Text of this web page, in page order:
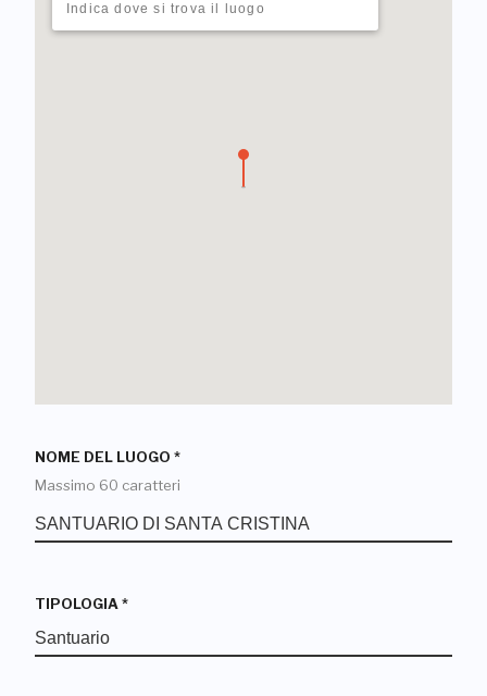
NOME DEL LUOGO *
Massimo 60 caratteri
TIPOLOGIA *